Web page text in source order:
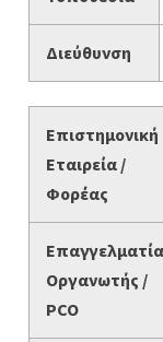
Διεύθυνση
Επιστημονική
Εταιρεία /
Φορέας
Οργανωτής /
PCO